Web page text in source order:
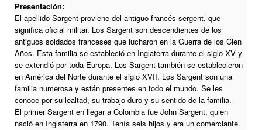
Presentación:
El apellido Sargent proviene del antiguo francés sergent, que
significa oficial militar. Los Sargent son descendientes de los
antiguos soldados franceses que lucharon en la Guerra de los Cien
Años. Esta familia se estableció en Inglaterra durante el siglo XV y
se extendió por toda Europa. Los Sargent también se establecieron
en América del Norte durante el siglo XVII. Los Sargent son una
familia numerosa y están presentes en todo el mundo. Se les
conoce por su lealtad, su trabajo duro y su sentido de la familia.
El primer Sargent en llegar a Colombia fue John Sargent, quien
nació en Inglaterra en 1790. Tenía seis hijos y era un comerciante.